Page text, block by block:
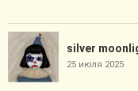
silver
25 июля 2025